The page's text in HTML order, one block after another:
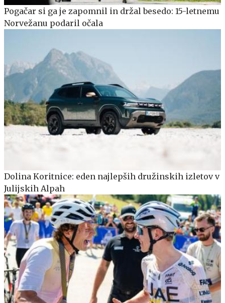
Pogačar si ga je zapomnil in držal besedo: 15-letnemu
Norvežanu podaril očala
Dolina Koritnice: eden najlepših družinskih izletov v
Julijskih Alpah